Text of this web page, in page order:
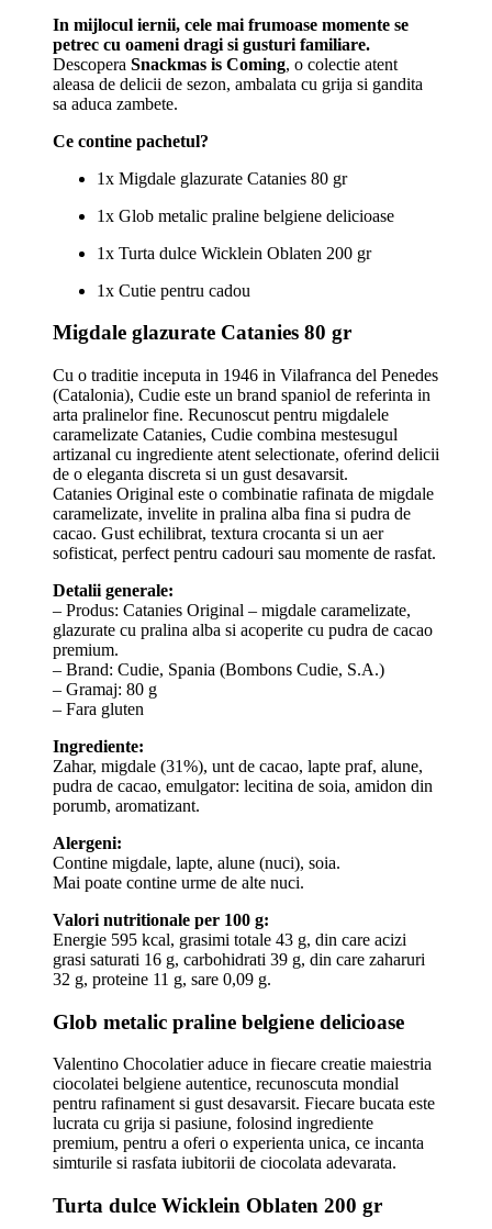
In mijlocul iernii, cele mai frumoase momente se
petrec cu oameni dragi si gusturi familiare.
Descopera Snackmas is Coming, o colectie atent
aleasa de delicii de sezon, ambalata cu grija si gandita
sa aduca zambete.
Ce contine pachetul?
1x Migdale glazurate Catanies 80 gr
1x Glob metalic praline belgiene delicioase
1x Turta dulce Wicklein Oblaten 200 gr
1x Cutie pentru cadou
Migdale glazurate Catanies 80 gr
Cu o traditie inceputa in 1946 in Vilafranca del Penedes
(Catalonia), Cudie este un brand spaniol de referinta in
arta pralinelor fine. Recunoscut pentru migdalele
caramelizate Catanies, Cudie combina mestesugul
artizanal cu ingrediente atent selectionate, oferind delicii
de o eleganta discreta si un gust desavarsit.
Catanies Original este o combinatie rafinata de migdale
caramelizate, invelite in pralina alba fina si pudra de
cacao. Gust echilibrat, textura crocanta si un aer
sofisticat, perfect pentru cadouri sau momente de rasfat.
Detalii generale:
– Produs: Catanies Original – migdale caramelizate,
glazurate cu pralina alba si acoperite cu pudra de cacao
premium.
– Brand: Cudie, Spania (Bombons Cudie, S.A.)
– Gramaj: 80 g
– Fara gluten
Ingrediente:
Zahar, migdale (31%), unt de cacao, lapte praf, alune,
pudra de cacao, emulgator: lecitina de soia, amidon din
porumb, aromatizant.
Alergeni:
Contine migdale, lapte, alune (nuci), soia.
Mai poate contine urme de alte nuci.
Valori nutritionale per 100 g:
Energie 595 kcal, grasimi totale 43 g, din care acizi
grasi saturati 16 g, carbohidrati 39 g, din care zaharuri
32 g, proteine 11 g, sare 0,09 g.
Glob metalic praline belgiene delicioase
Valentino Chocolatier aduce in fiecare creatie maiestria
ciocolatei belgiene autentice, recunoscuta mondial
pentru rafinament si gust desavarsit. Fiecare bucata este
lucrata cu grija si pasiune, folosind ingrediente
premium, pentru a oferi o experienta unica, ce incanta
simturile si rasfata iubitorii de ciocolata adevarata.
Turta dulce Wicklein Oblaten 200 gr